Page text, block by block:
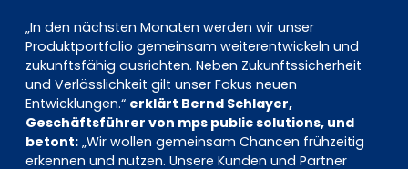
„In den nächsten Monaten werden wir unser
Produktportfolio gemeinsam weiterentwickeln und
zukunftsfähig ausrichten. Neben Zukunftssicherheit
und Verlässlichkeit gilt unser Fokus neuen
Entwicklungen.“ erklärt Bernd Schlayer,
Geschäftsführer von mps public solutions, und
betont: „Wir wollen gemeinsam Chancen frühzeitig
erkennen und nutzen. Unsere Kunden und Partner